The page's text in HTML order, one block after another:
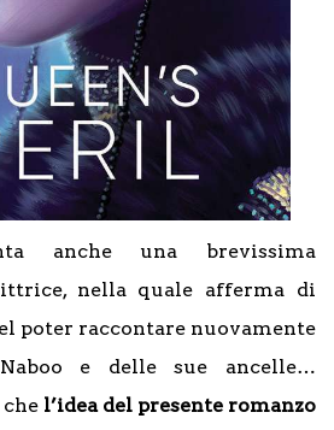
anche una brevissima
nella quale afferma di
poter raccontare nuovamente
e delle sue ancelle…
l’idea del presente romanzo